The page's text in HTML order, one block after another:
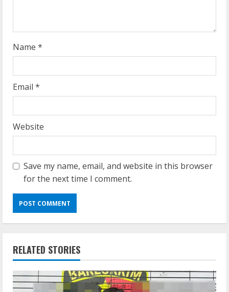
g
Name *
Email *
Website
Save my name, email, and website in this browser
for the next time I comment.
RELATED STORIES